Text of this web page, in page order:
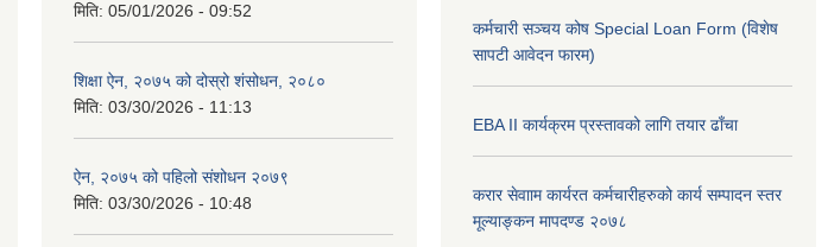
मिति: 05/01/2026 - 09:52
शिक्षा ऐन, २०७५ को दोस्रो शंसोधन, २०८०
मिति: 03/30/2026 - 11:13
ऐन, २०७५ को पहिलो संशोधन २०७९
मिति: 03/30/2026 - 10:48
कर्मचारी सञ्चय कोष Special Loan Form (विशेष
सापटी आवेदन फारम)
EBA II कार्यक्रम प्रस्तावको लागि तयार ढाँचा
करार सेवााम कार्यरत कर्मचारीहरुको कार्य सम्पादन स्तर
मूल्याङ्कन मापदण्ड २०७८